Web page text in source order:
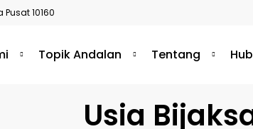
10160
Topik Andalan Tentang
Usia